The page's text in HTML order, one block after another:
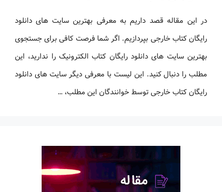
در این مقاله قصد داریم به معرفی بهترین سایت های دانلود
رایگان کتاب خارجی بپردازیم. اگر شما فرصت کافی برای جستجوی
بهترین سایت های دانلود رایگان کتاب الکترونیک را ندارید، این
مطلب را دنبال کنید. این لیست با معرفی دیگر سایت های دانلود
رایگان کتاب خارجی توسط خوانندگان این مطلب، …